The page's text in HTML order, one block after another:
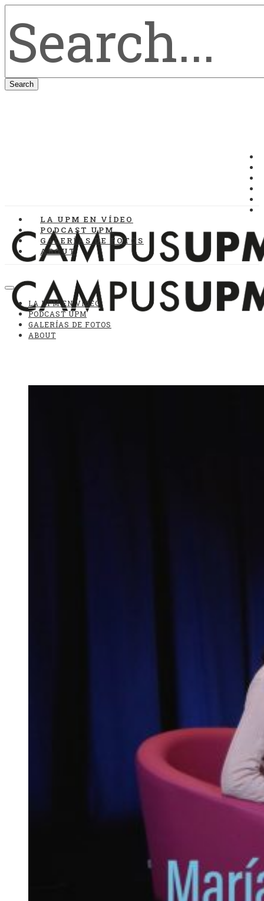
LA UPM EN VÍDEO
PODCAST UPM
GALERÍAS DE FOTOS
ABOUT
LA UPM EN VÍDEO
PODCAST UPM
GALERÍAS DE FOTOS
ABOUT